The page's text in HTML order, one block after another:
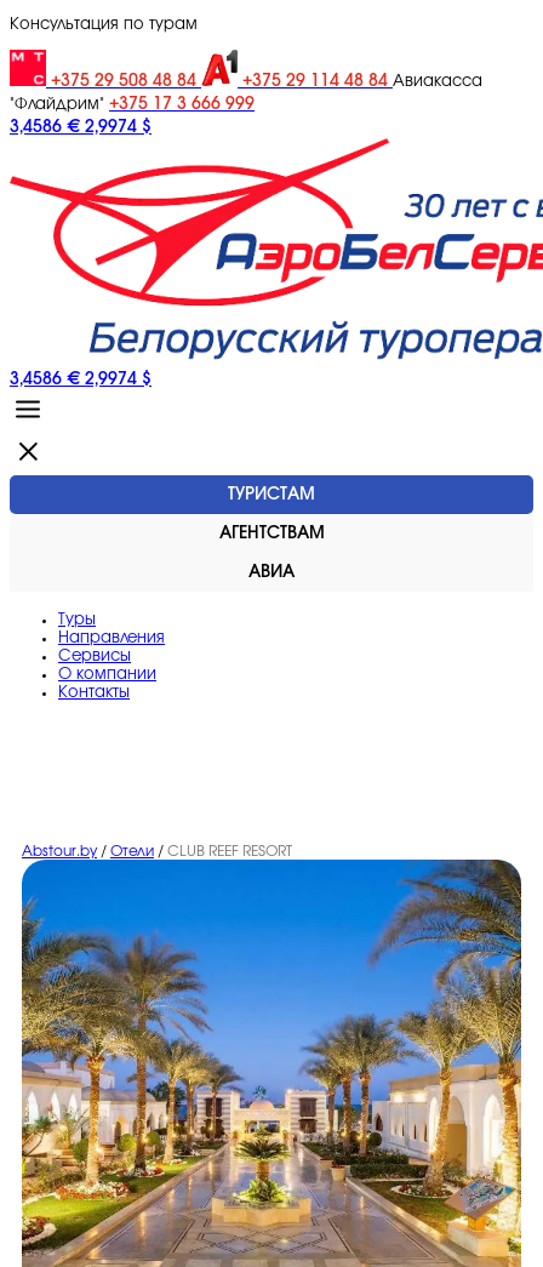
Консультация по турам
+375 29 508 48 84 +375 29 114 48 84 Авиакасса
"Флайдрим" +375 17 3 666 999
3,4586 € 2,9974 $
3,4586 € 2,9974 $
ТУРИСТАМ
АГЕНТСТВАМ
АВИА
Туры
Направления
Сервисы
O компании
Контакты
Abstour.by / Отели / CLUB REEF RESORT